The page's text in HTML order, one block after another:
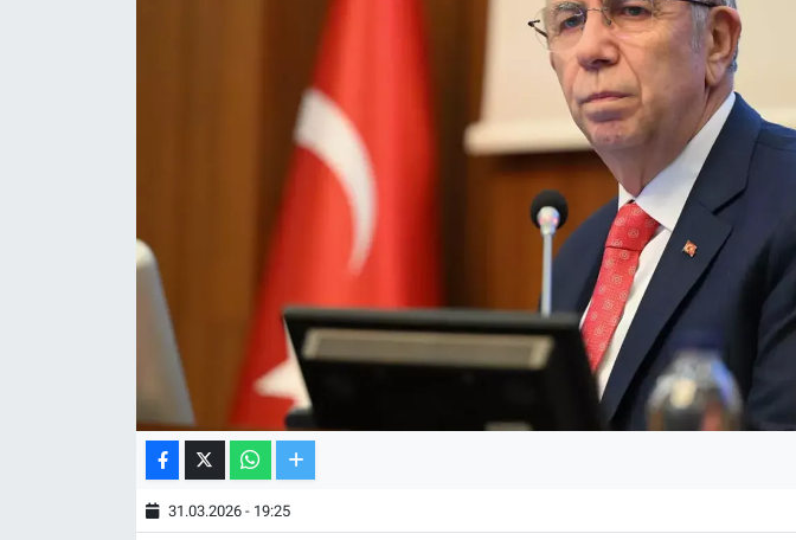
31.03.2026 - 19:25
KÜLTÜR SANAT